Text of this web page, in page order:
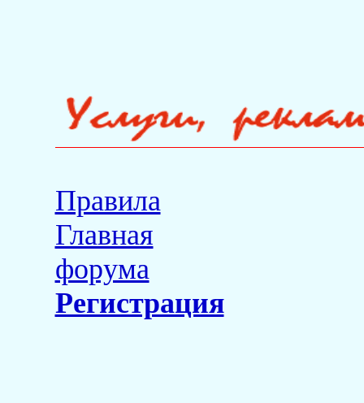
Правила
Главная
форума
Регистрация